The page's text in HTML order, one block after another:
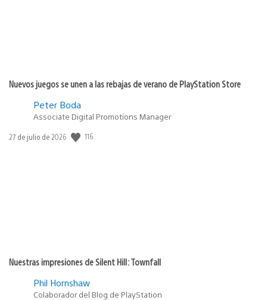
Nuevos juegos se unen a las rebajas de verano de PlayStation Store
Peter Boda
Associate Digital Promotions Manager
Fecha
27 de julio de 2026 116
Nuestras impresiones de Silent Hill: Townfall
Phil Hornshaw
Colaborador del Blog de PlayStation